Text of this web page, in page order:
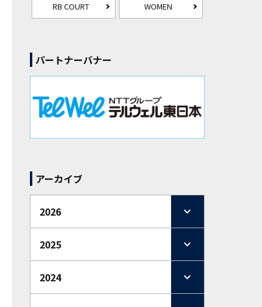
RB COURT WOMEN
パートナーバナー
アーカイブ
2026
2025
2024